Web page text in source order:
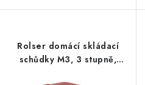
Rolser domácí skládací
schůdky M3, 3 stupně,